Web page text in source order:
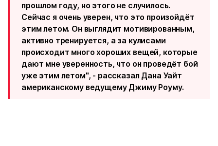
прошлом году, но этого не случилось.
Сейчас я очень уверен, что это произойдёт
этим летом. Он выглядит мотивированным,
активно тренируется, а за кулисами
происходит много хороших вещей, которые
дают мне уверенность, что он проведёт бой
уже этим летом", - рассказал Дана Уайт
американскому ведущему Джиму Роуму.